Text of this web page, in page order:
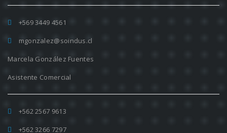
+569 3449 4561
mgonzalez@soindus.cl
Marcela González Fuentes
Asistente Comercial
+562 2567 9613
+562 3266 7297